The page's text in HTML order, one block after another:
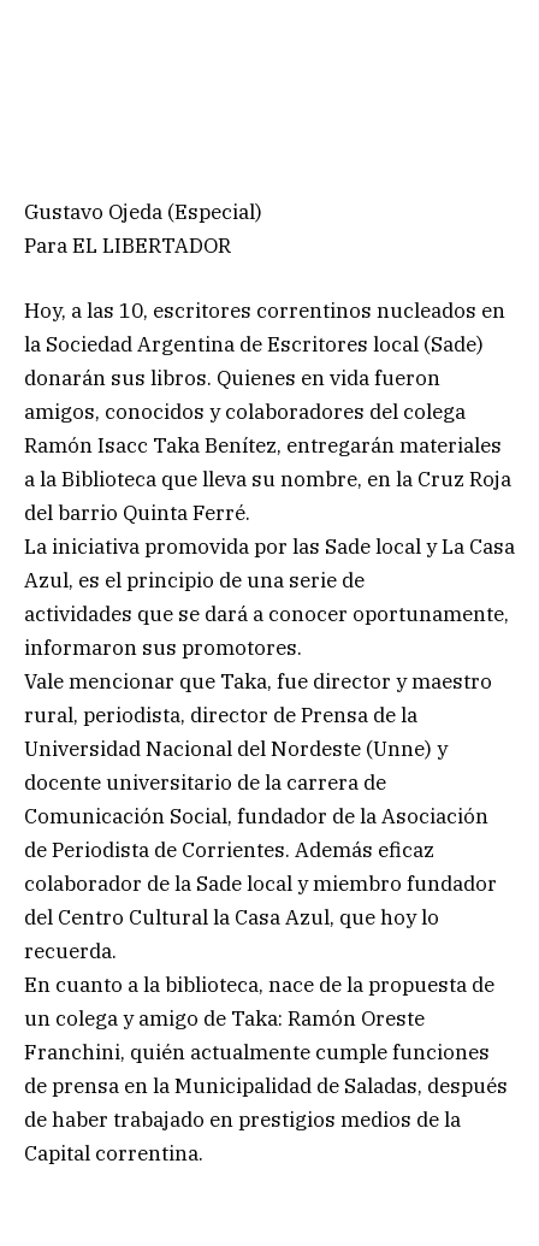
Gustavo Ojeda (Especial)
Para EL LIBERTADOR
Hoy, a las 10, escritores correntinos nucleados en
la Sociedad Argentina de Escritores local (Sade)
donarán sus libros. Quienes en vida fueron
amigos, conocidos y colaboradores del colega
Ramón Isacc Taka Benítez, entregarán materiales
a la Biblioteca que lleva su nombre, en la Cruz Roja
del barrio Quinta Ferré.
La iniciativa promovida por las Sade local y La Casa
Azul, es el principio de una serie de
actividades que se dará a conocer oportunamente,
informaron sus promotores.
Vale mencionar que Taka, fue director y maestro
rural, periodista, director de Prensa de la
Universidad Nacional del Nordeste (Unne) y
docente universitario de la carrera de
Comunicación Social, fundador de la Asociación
de Periodista de Corrientes. Además eficaz
colaborador de la Sade local y miembro fundador
del Centro Cultural la Casa Azul, que hoy lo
recuerda.
En cuanto a la biblioteca, nace de la propuesta de
un colega y amigo de Taka: Ramón Oreste
Franchini, quién actualmente cumple funciones
de prensa en la Municipalidad de Saladas, después
de haber trabajado en prestigios medios de la
Capital correntina.